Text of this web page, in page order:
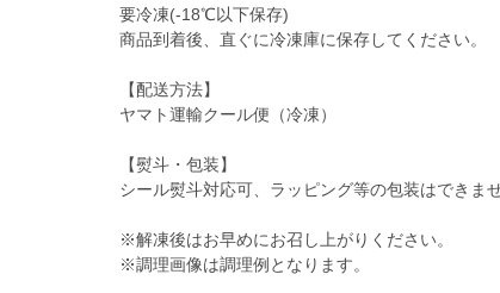
要冷凍(-18℃以下保存)
商品到着後、直ぐに冷凍庫に保存してください。
【配送方法】
ヤマト運輸クール便（冷凍）
【熨斗・包装】
シール熨斗対応可、ラッピング等の包装はできま
※解凍後はお早めにお召し上がりください。
※調理画像は調理例となります。